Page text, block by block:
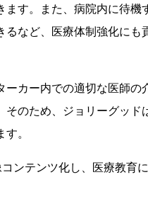
す。また、病院内に待機
など、医療体制強化にも
カー内での適切な医師の
のため、ジョリーグッド
。
ンテンツ化し、医療教育